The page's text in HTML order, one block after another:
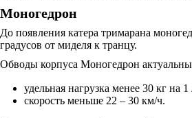
Моногедрон
До появления катера тримарана
градусов от миделя к транцу.
Обводы корпуса Моногедрон
удельная нагрузка менее 30 кг на
скорость меньше 22 – 30 км/ч.